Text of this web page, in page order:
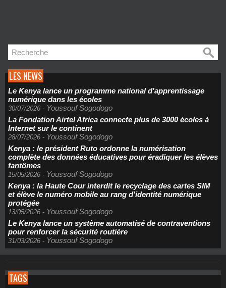
LES NEWS
Le Kenya lance un programme national d'apprentissage
numérique dans les écoles
30/07/2026 - Youssouf Sogodogo
La Fondation Airtel Africa connecte plus de 3000 écoles à
Internet sur le continent
28/07/2026 - Youssouf Sogodogo
Kenya : le président Ruto ordonne la numérisation
complète des données éducatives pour éradiquer les élèves
fantômes
15/05/2026 - Youssouf Sogodogo
Kenya : la Haute Cour interdit le recyclage des cartes SIM
et élève le numéro mobile au rang d'identité numérique
protégée
13/05/2026 - Youssouf Sogodogo
Le Kenya lance un système automatisé de contraventions
pour renforcer la sécurité routière
31/03/2026 - Youssouf Sogodogo
TAGS